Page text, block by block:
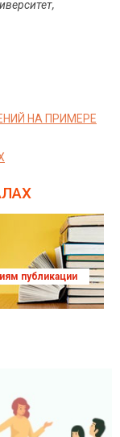
НА ПРИМЕРЕ
публикации